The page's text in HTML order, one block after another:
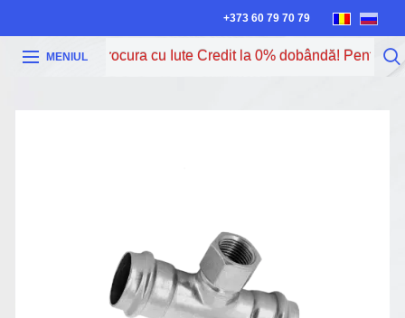
+373 60 79 70 79
MENIUL
Acum poți procura cu Iute Credit la 0% dobândă! Pentru